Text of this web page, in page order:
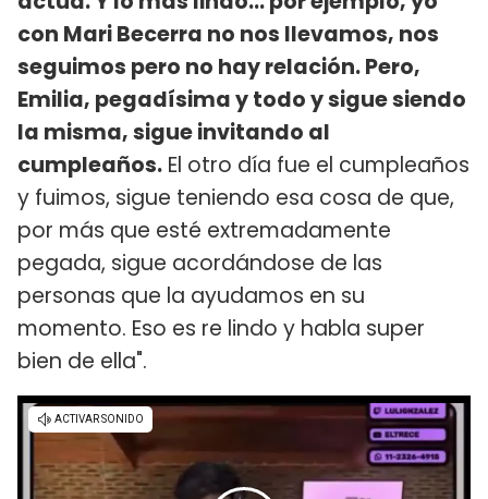
con Mari Becerra no nos llevamos, nos
seguimos pero no hay relación. Pero,
Emilia, pegadísima y todo y sigue siendo
la misma, sigue invitando al
cumpleaños. El otro día fue el cumpleaños
y fuimos, sigue teniendo esa cosa de que,
por más que esté extremadamente
pegada, sigue acordándose de las
personas que la ayudamos en su
momento. Eso es re lindo y habla super
bien de ella".